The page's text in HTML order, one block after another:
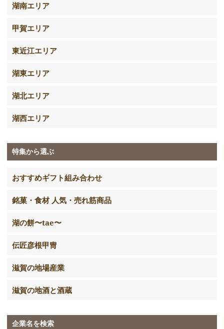
湖南エリア
甲賀エリア
東近江エリア
湖東エリア
湖北エリア
湖西エリア
特集から選ぶ
おすすめギフト組み合わせ
銘菓・食材 人気・売れ筋商品
湖の餅〜tae〜
伝匠彦根甲冑
滋賀の地場産業
滋賀の地酒と酒蔵
企業名を検索